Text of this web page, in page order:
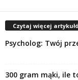
Czytaj więcej
Psycholog: Twój
300 gram mąki, ile